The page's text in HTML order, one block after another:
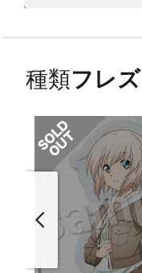
種類フレ